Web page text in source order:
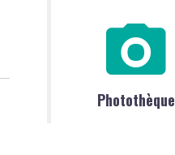
Photothèque